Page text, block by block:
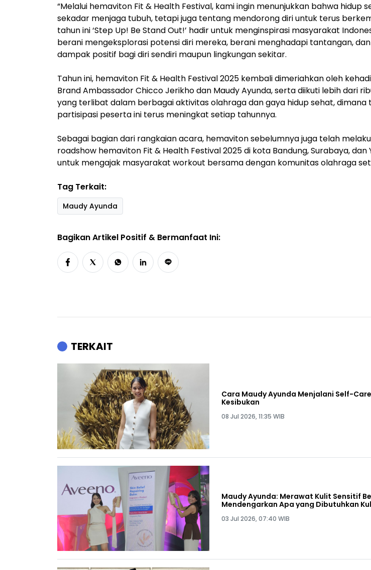
“Melalui hemaviton Fit & Health Festival, kami ingin menunjukkan bahwa hidup
sekadar menjaga tubuh, tetapi juga tentang mendorong diri untuk terus
tahun ini ‘Step Up! Be Stand Out!’ hadir untuk menginspirasi masyarakat
berani mengeksplorasi potensi diri mereka, berani menghadapi tantangan,
dampak positif bagi diri sendiri maupun lingkungan sekitar.
Tahun ini, hemaviton Fit & Health Festival 2025 kembali dimeriahkan oleh
Brand Ambassador Chicco Jerikho dan Maudy Ayunda, serta diikuti lebih dari
yang terlibat dalam berbagai aktivitas olahraga dan gaya hidup sehat, dimana
partisipasi peserta ini terus meningkat setiap tahunnya.
Sebagai bagian dari rangkaian acara, hemaviton sebelumnya juga telah
roadshow hemaviton Fit & Health Festival 2025 di kota Bandung, Surabaya,
untuk mengajak masyarakat workout bersama dengan komunitas olahraga
Tag Terkait:
Maudy Ayunda
Bagikan Artikel Positif & Bermanfaat Ini:
TERKAIT
Cara Maudy Ayunda Menjalani Self-
Kesibukan
08 Jul 2026, 11:35 WIB
Maudy Ayunda: Merawat Kulit Sensitif
Mendengarkan Apa yang Dibutuhkan
03 Jul 2026, 07:40 WIB